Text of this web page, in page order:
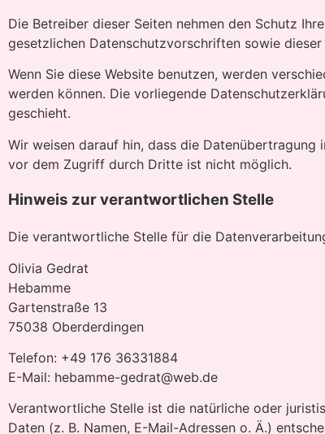
Die Betreiber dieser Seiten nehmen den Schutz
gesetzlichen Datenschutzvorschriften sowie
Wenn Sie diese Website benutzen, werden
werden können. Die vorliegende
geschieht.
Wir weisen darauf hin, dass die
vor dem Zugriff durch Dritte ist nicht möglich.
Hinweis zur verantwortlichen Stelle
Die verantwortliche Stelle für die
Olivia Gedrat
Hebamme
Gartenstraße 13
75038 Oberderdingen
Telefon: +49 176 36331884
E-Mail: hebamme-gedrat@web.de
Verantwortliche Stelle ist die natürliche oder
Daten (z. B. Namen, E-Mail-Adressen o. Ä.)